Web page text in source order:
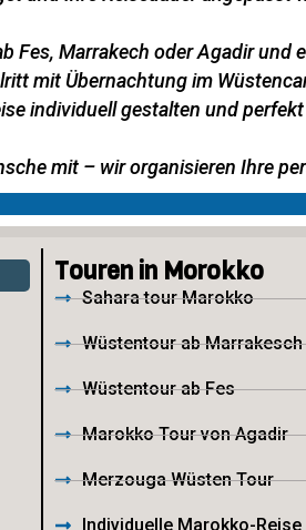
Fes, Marrakech oder Agadir und
mit Übernachtung im
individuell gestalten und
mit – wir organisieren Ihre
Touren in Morokko
Sahara tour Marokko
Wüstentour ab Marrakesch
Wüstentour ab Fes
Marokko Tour von Agadir
Merzouga Wüsten Tour
Individuelle Marokko-Reise